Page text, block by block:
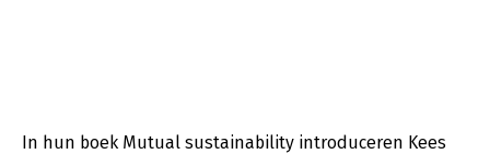
In hun boek Mutual sustainability introduceren Kees